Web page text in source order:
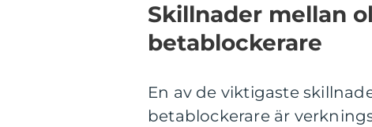
Skillnader mellan
betablockerare
En av de viktigaste
betablockerare är